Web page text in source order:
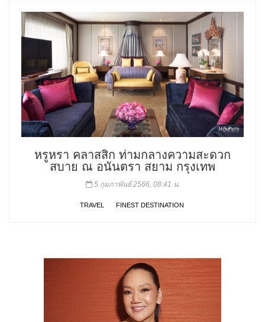
หรูหรา คลาสสิก ท่ามกลางความสะดวก
สบาย ณ อนันตรา สยาม กรุงเทพ
5 กุมภาพันธ์ 2566, 08:41 น.
TRAVEL FINEST DESTINATION